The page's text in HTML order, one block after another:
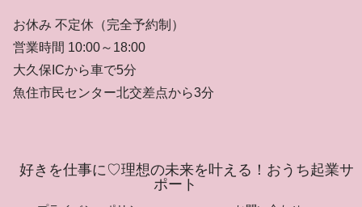
お休み 不定休（完全予約制）
営業時間 10:00～18:00
大久保ICから車で5分
魚住市民センター北交差点から3分
好きを仕事に♡理想の未来を叶える！おうち起業サ
ポート